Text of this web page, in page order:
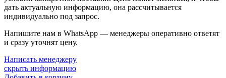
дать актуальную информацию, она рассчитывается
индивидуально под запрос.
Напишите нам в WhatsApp — менеджеры оперативно ответят
и сразу уточнят цену.
Написать менеджеру
скрыть информацию